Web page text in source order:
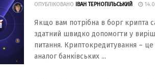
ОПУБЛІКОВАНО ІВАН ТЕРНОПІЛЬСЬКИЙ
Якщо вам потрібна в борг крипта
здатний швидко допомогти у
питання. Криптокредитування –
аналог банківських ...